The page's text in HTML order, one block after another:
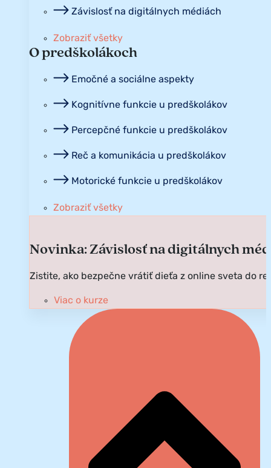
Závislosť na digitálnych médiách
Zobraziť všetky
O predškolákoch
Emočné a sociálne aspekty
Kognitívne funkcie u predškolákov
Percepčné funkcie u predškolákov
Reč a komunikácia u predškolákov
Motorické funkcie u predškolákov
Zobraziť všetky
Novinka: Závislosť na digitálnych
Zistite, ako bezpečne vrátiť dieťa z online sveta do
Viac o kurze